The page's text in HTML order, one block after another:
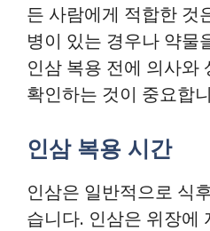
든 사람에게 적합한 것
병이 있는 경우나 약물
인삼 복용 전에 의사와
확인하는 것이 중요합
인삼 복용 시간
인삼은 일반적으로 식
습니다. 인삼은 위장에